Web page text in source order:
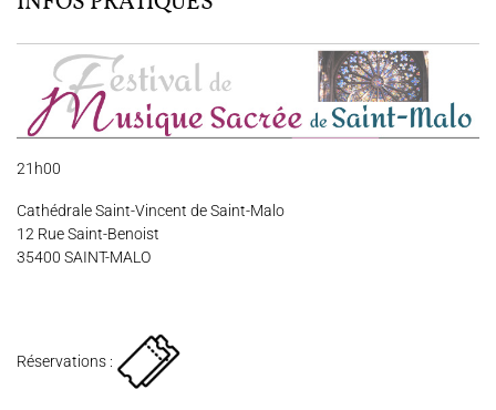
21h00
Cathédrale Saint-Vincent de Saint-Malo
12 Rue Saint-Benoist
35400 SAINT-MALO
Réservations :